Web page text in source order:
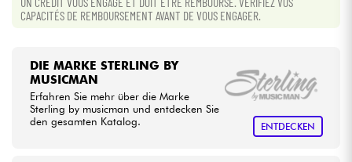
CAPACITÉS DE REMBOURSEMENT AVANT DE VOUS ENGAGER.
DIE MARKE STERLING BY
MUSICMAN
Erfahren Sie mehr über die Marke
Sterling by musicman und entdecken Sie
den gesamten Katalog.
ENTDECKEN